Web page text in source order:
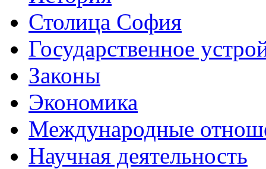
Столица София
Государственное
Законы
Экономика
Международные
Научная деятельность